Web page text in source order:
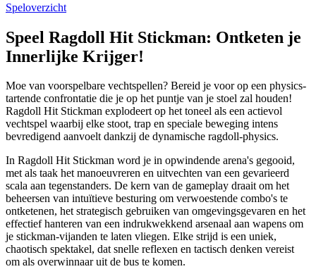
Speloverzicht
Speel Ragdoll Hit Stickman: Ontketen je
Innerlijke Krijger!
Moe van voorspelbare vechtspellen? Bereid je voor op een physics-
tartende confrontatie die je op het puntje van je stoel zal houden!
Ragdoll Hit Stickman explodeert op het toneel als een actievol
vechtspel waarbij elke stoot, trap en speciale beweging intens
bevredigend aanvoelt dankzij de dynamische ragdoll-physics.
In Ragdoll Hit Stickman word je in opwindende arena's gegooid,
met als taak het manoeuvreren en uitvechten van een gevarieerd
scala aan tegenstanders. De kern van de gameplay draait om het
beheersen van intuïtieve besturing om verwoestende combo's te
ontketenen, het strategisch gebruiken van omgevingsgevaren en het
effectief hanteren van een indrukwekkend arsenaal aan wapens om
je stickman-vijanden te laten vliegen. Elke strijd is een uniek,
chaotisch spektakel, dat snelle reflexen en tactisch denken vereist
om als overwinnaar uit de bus te komen.